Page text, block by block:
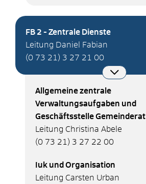
FB 2 - Zentrale Dienste
Leitung Daniel Fabian
(0 73 21) 3 27 21 00
Allgemeine zentrale
Verwaltungsaufgaben und
Geschäftsstelle Gemeinderat
Leitung Christina Abele
(0 73 21) 3 27 22 00
Iuk und Organisation
Leitung Carsten Urban